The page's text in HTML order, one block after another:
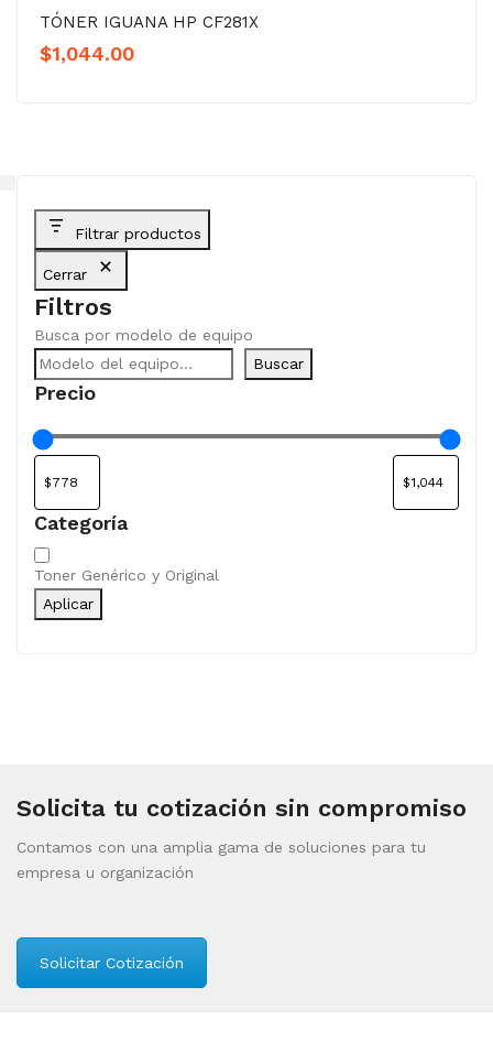
TÓNER IGUANA HP CF281X
$1,044.00
Filtrar productos
Cerrar
Filtros
Busca por modelo de equipo
Buscar
Precio
Categoría
Categoría
Toner Genérico y Original
Aplicar
Solicita tu cotización sin compromiso
Contamos con una amplia gama de soluciones para tu
empresa u organización
Solicitar Cotización